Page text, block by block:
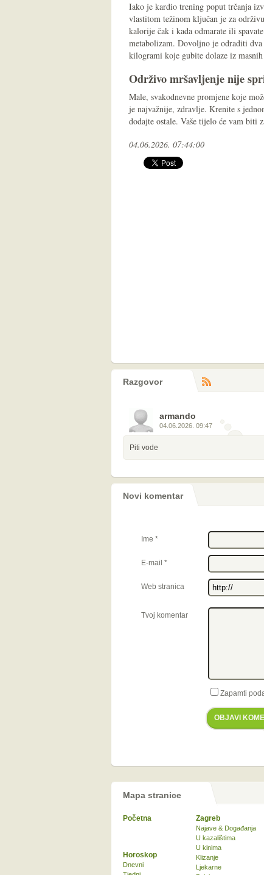
Iako je kardio trening poput trčanja
vlastitom težinom ključan je za
kalorije čak i kada odmarate ili
metabolizam. Dovoljno je odraditi
kilogrami koje gubite dolaze iz
Održivo mršavljenje nije
Male, svakodnevne promjene koje
je najvažnije, zdravlje. Krenite s
dodajte ostale. Vaše tijelo će vam biti
04.06.2026. 07:44:00
Razgovor
komentara
armando
04.06.2026. 09:47
Piti vode
Novi komentar
Ime *
E-mail *
Web stranica
Tvoj komentar
Zapamti
OBJAVI
Mapa stranice
Početna Zagreb
Najave & Događanja
U kazalištima
U kinima
Klizanje
Ljekarne
Horoskop
Dnevni